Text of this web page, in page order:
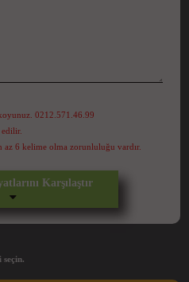
0212.571.46.99
az 6 kelime olma zorunluluğu vardır.
Karşılaştır
seçin.